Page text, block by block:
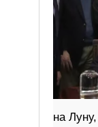
на